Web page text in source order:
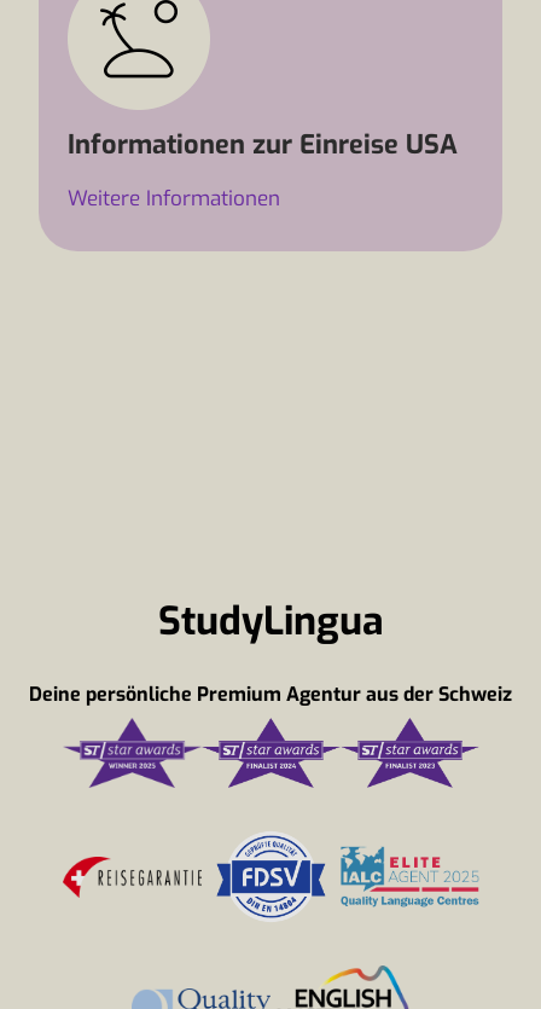
Informationen zur Einreise USA
Weitere Informationen
StudyLingua
Deine persönliche Premium Agentur aus der Schweiz